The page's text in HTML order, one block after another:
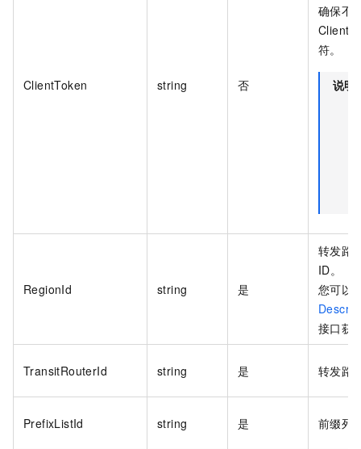
ClientToken string 否
确保不
符。
说明
RegionId string 是
转发路
ID。
您可以
接口获
TransitRouterId string 是 转发路
PrefixListId string 是 前缀列